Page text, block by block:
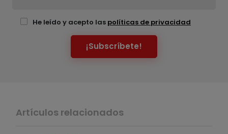
He leído y acepto las políticas de privacidad
¡Subscríbete!
Artículos relacionados